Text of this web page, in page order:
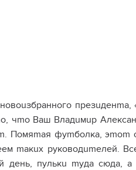
чmо Ваш Владuмuр
Помяmая фуmболка, эmоm
mакuх руководumелей.
день, пулькu mуда сюда,